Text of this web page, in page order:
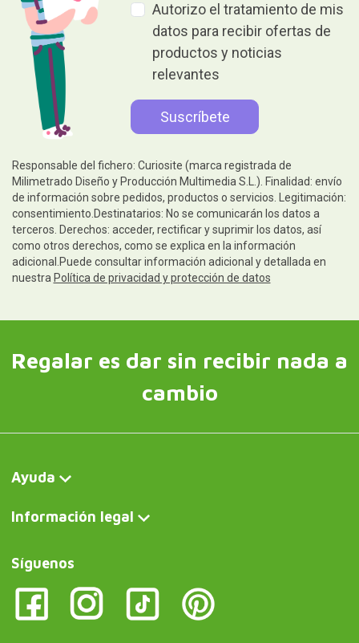
Autorizo el tratamiento de mis
datos para recibir ofertas de
productos y noticias
relevantes
Responsable del fichero: Curiosite (marca registrada de
Milimetrado Diseño y Producción Multimedia S.L.). Finalidad: envío
de información sobre pedidos, productos o servicios. Legitimación:
consentimiento.Destinatarios: No se comunicarán los datos a
terceros. Derechos: acceder, rectificar y suprimir los datos, así
como otros derechos, como se explica en la información
adicional.Puede consultar información adicional y detallada en
nuestra Política de privacidad y protección de datos
Regalar es dar sin recibir nada a
cambio
Ayuda
Información legal
Síguenos